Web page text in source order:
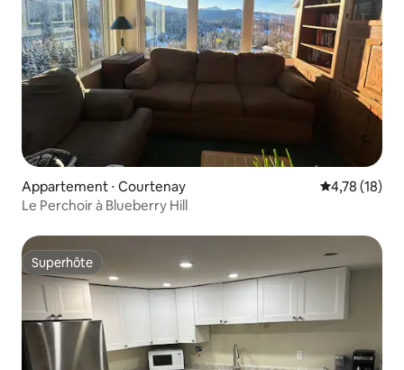
Appartement ⋅ Courtenay Évaluation
4,78 (18)
Le Perchoir à Blueberry Hill
Superhôte
Superhôte